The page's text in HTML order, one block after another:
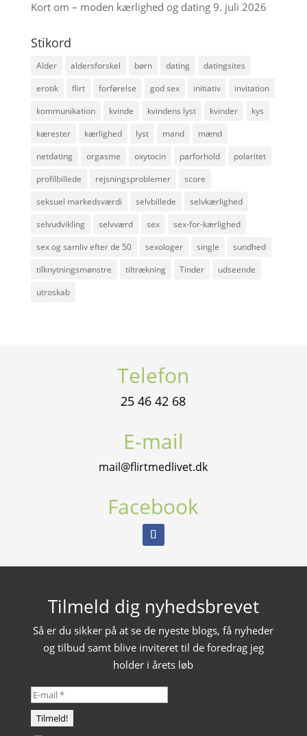
Kort om – moden kærlighed og dating 9. juli 2026
Stikord
Alder aldersforskel børn dating
datingsites
erotik
flirt forførelse god sex initiativ
invitation
kommunikation
kvinde kvindens lyst kvinder
kys
kærester
kærlighed lyst mand
mænd
netdating
orgasme oxytocin parforhold
polaritet
profilbillede
rejsningsproblemer
score
seksuel markedsværdi
selvbillede
selvkærlighed
selvudvikling
selvværd sex
sex-for-kærlighed
sex og samliv efter de 50
sexologer single
sundhed
tilknytningsmønstre
tiltrækning Tinder
udseende
utroskab
Telefon
25 46 42 68
E-mail
mail@flirtmedlivet.dk
Facebook
Tilmeld dig nyhedsbrevet
Så er du sikker på at se de nyeste blogs, få nyheder
og tilbud samt blive inviteret til de foredrag jeg
holder i årets løb